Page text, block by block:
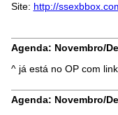
Site: http://
Agenda: Novembro/
^ já está no OP com
Agenda: Novembro/